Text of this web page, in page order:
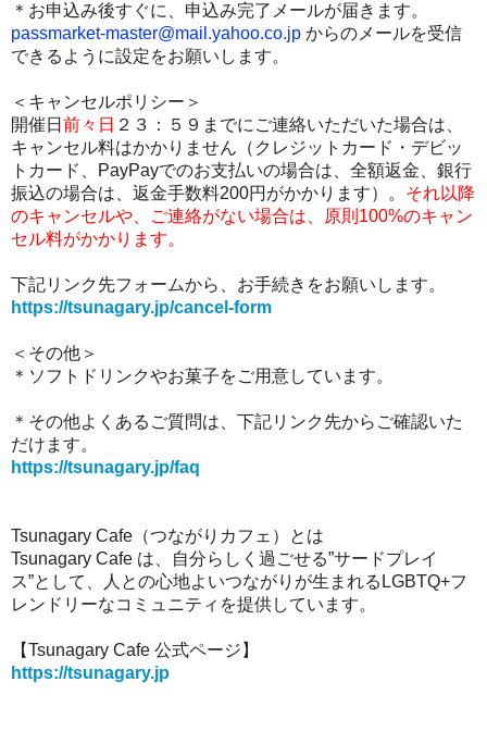
＊お申込み後すぐに、申込み完了メールが届きます。
passmarket-master@mail.yahoo.co.jp からのメールを受信
できるように設定をお願いします。
＜キャンセルポリシー＞
開催日 前々日 ２３：５９までにご連絡いただいた場合は、
キャンセル料はかかりません（クレジットカード・デビッ
トカード、PayPayでのお支払いの場合は、全額返金、銀行
振込の場合は、返金手数料200円がかかります）。 それ以降
のキャンセルや、ご連絡がない場合は、原則100%のキャン
セル料がかかります。
下記リンク先フォームから、お手続きをお願いします。
https://tsunagary.jp/cancel-form
＜その他＞
＊ ソフトドリンクやお菓子をご用意しています。
＊その他よくあるご質問は、下記リンク先からご確認いた
だけます。
https://tsunagary.jp/faq
Tsunagary Cafe（つながりカフェ）とは
Tsunagary Cafe は、自分らしく過ごせる”サードプレイ
ス”として、人との心地よいつながりが生まれるLGBTQ+フ
レンドリーなコミュニティを提供しています。
【Tsunagary Cafe 公式ページ】
https://tsunagary.jp